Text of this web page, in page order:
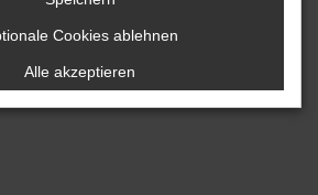
Cookies ablehnen
Alle akzeptieren